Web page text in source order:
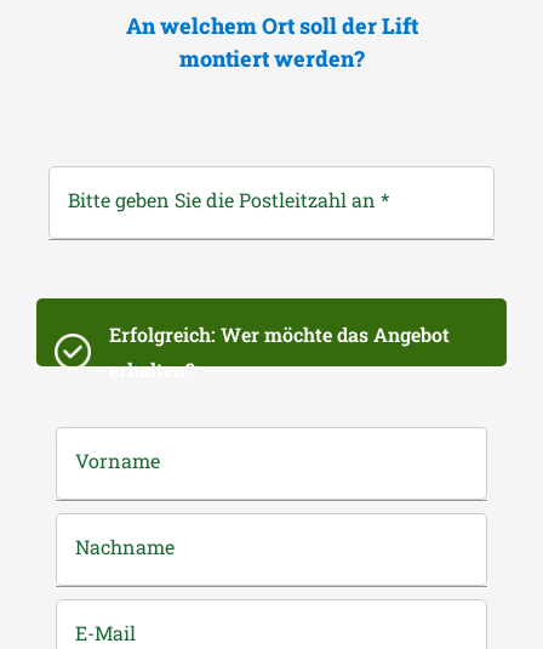
An welchem Ort soll der Lift
montiert werden?
Bitte geben Sie die Postleitzahl an *
Erfolgreich: Wer möchte das Angebot
erhalten?
Vorname
Nachname
E-Mail